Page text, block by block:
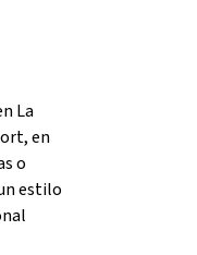
La
en
o
estilo